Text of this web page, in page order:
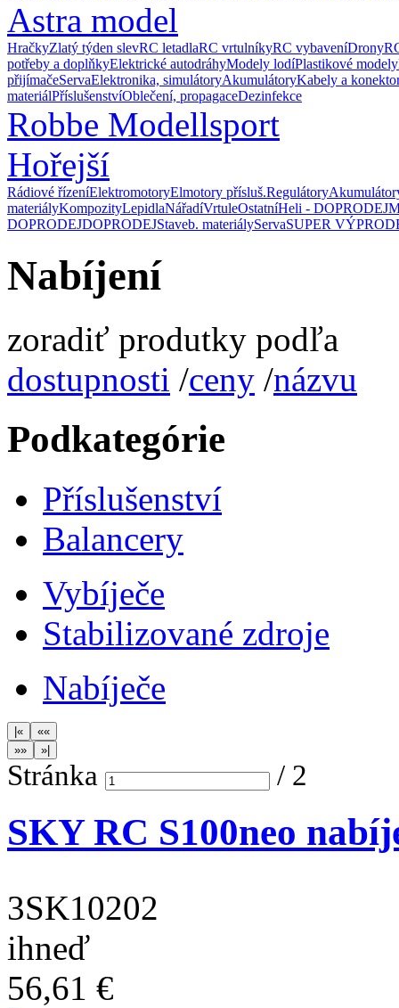
Astra model
HračkyZlatý týden slevRC letadlaRC vrtulníkyRC vybaveníDrony
potřeby a doplňkyElektrické autodráhyModely lodíPlastikové modely
přijímačeServaElektronika, simulátoryAkumulátoryKabely a
materiálPříslušenstvíOblečení, propagaceDezinfekce
Robbe Modellsport
Hořejší
Rádiové řízeníElektromotoryElmotory přísluš.Regulátory
materiályKompozityLepidlaNářadíVrtuleOstatníHeli - DOPRODEJ
DOPRODEJDOPRODEJStaveb. materiályServaSUPER
Nabíjení
zoradiť produtky podľa
dostupnosti /ceny /názvu
Podkategórie
Příslušenství
Balancery
Vybíječe
Stabilizované zdroje
Nabíječe
Stránka / 2
SKY RC S100neo
3SK10202
ihneď
56,61 €